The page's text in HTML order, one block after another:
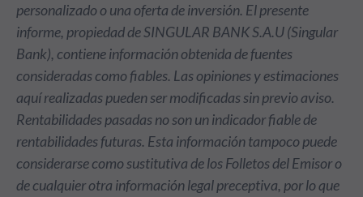
personalizado o una oferta de inversión. El presente
informe, propiedad de SINGULAR BANK S.A.U (Singular
Bank), contiene información obtenida de fuentes
consideradas como fiables. Las opiniones y estimaciones
aquí realizadas pueden ser modificadas sin previo aviso.
Rentabilidades pasadas no son un indicador fiable de
rentabilidades futuras. Esta información tampoco puede
considerarse como sustitutiva de los Folletos del Emisor o
de cualquier otra información legal preceptiva, por lo que